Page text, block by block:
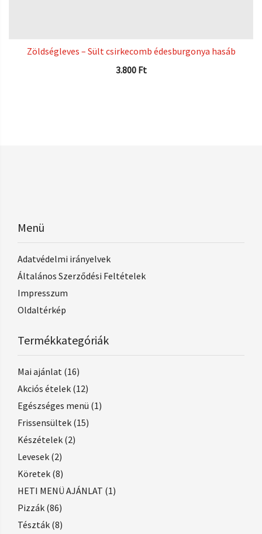
Zöldségleves – Sült csirkecomb édesburgonya hasáb
3.800 Ft
Menü
Adatvédelmi irányelvek
Általános Szerződési Feltételek
Impresszum
Oldaltérkép
Termékkategóriák
Mai ajánlat (16)
Akciós ételek (12)
Egészséges menü (1)
Frissensültek (15)
Készételek (2)
Levesek (2)
Köretek (8)
HETI MENÜ AJÁNLAT (1)
Pizzák (86)
Tészták (8)